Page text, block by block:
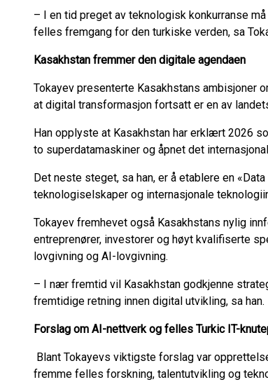
– I en tid preget av teknologisk konkurranse
felles fremgang for den turkiske verden, sa
Kasakhstan fremmer den digitale agendaen
Tokayev presenterte Kasakhstans ambisjoner
at digital transformasjon fortsatt er en av
Han opplyste at Kasakhstan har erklært 2026
to superdatamaskiner og åpnet det
Det neste steget, sa han, er å etablere en
teknologiselskaper og internasjonale
Tokayev fremhevet også Kasakhstans nylig
entreprenører, investorer og høyt kvalifiserte
lovgivning og AI-lovgivning.
– I nær fremtid vil Kasakhstan godkjenne
fremtidige retning innen digital utvikling, sa han.
Forslag om AI-nettverk og felles Turkic IT-
Blant Tokayevs viktigste forslag var
fremme felles forskning, talentutvikling og